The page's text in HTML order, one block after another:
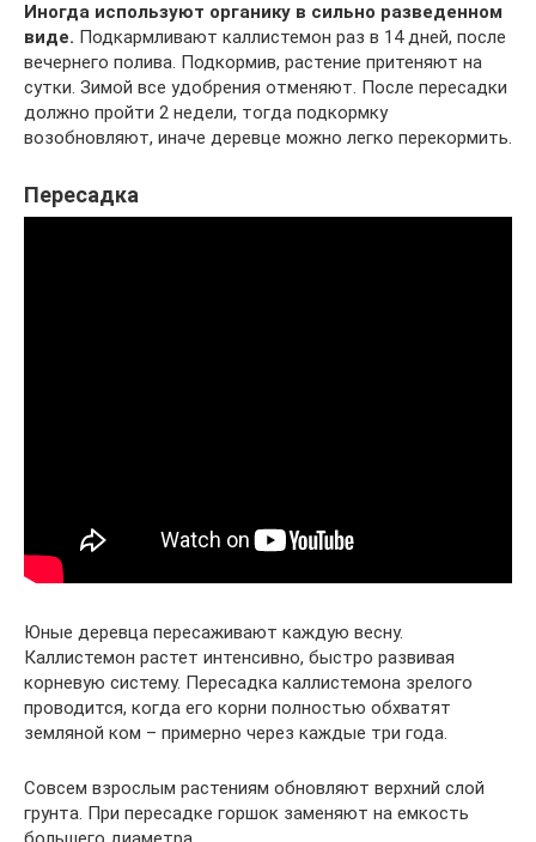
Иногда используют органику в сильно разведенном
виде. Подкармливают каллистемон раз в 14 дней, после
вечернего полива. Подкормив, растение притеняют на
сутки. Зимой все удобрения отменяют. После пересадки
должно пройти 2 недели, тогда подкормку
возобновляют, иначе деревце можно легко перекормить.
Пересадка
Юные деревца пересаживают каждую весну.
Каллистемон растет интенсивно, быстро развивая
корневую систему. Пересадка каллистемона зрелого
проводится, когда его корни полностью обхватят
земляной ком – примерно через каждые три года.
Совсем взрослым растениям обновляют верхний слой
грунта. При пересадке горшок заменяют на емкость